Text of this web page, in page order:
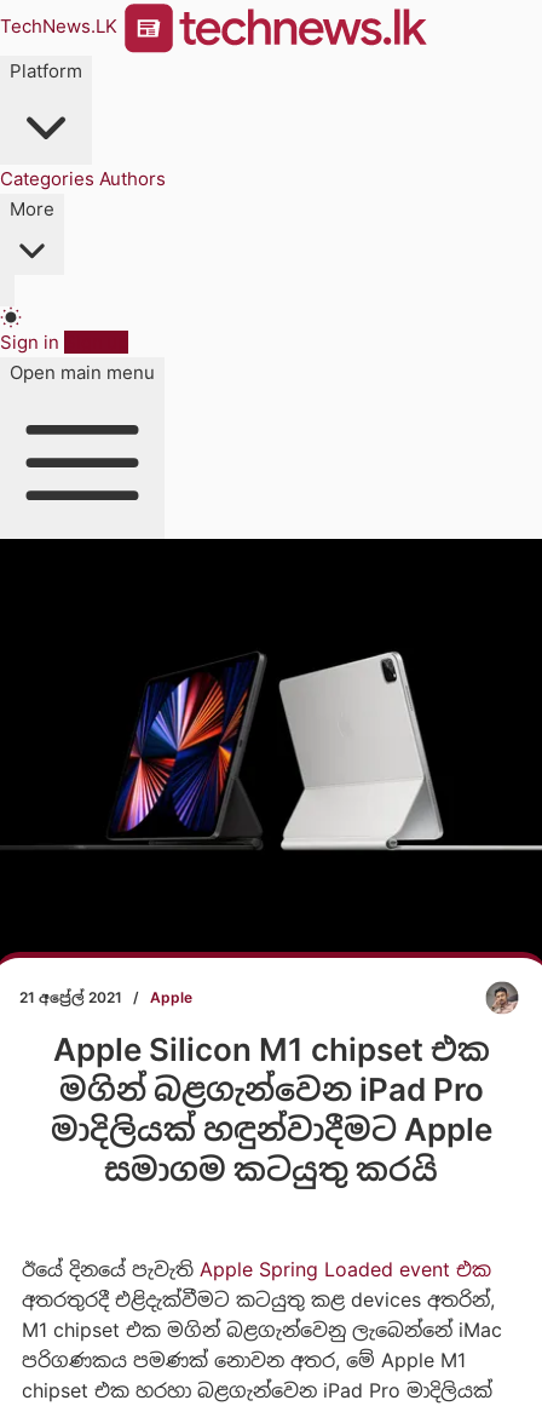
TechNews.LK
Platform
Categories Authors
More
Sign in
Open main menu
21 අප්‍රේල් 2021 / Apple
Apple Silicon M1 chipset එක
මගින් බළගැන්වෙන iPad Pro
මාදිලියක් හඳුන්වාදීමට Apple
සමාගම කටයුතු කරයි
ඊයේ දිනයේ පැවැති Apple Spring Loaded event එක
අතරතුරදී එළිදැක්වීමට කටයුතු කළ devices අතරින්,
M1 chipset එක මගින් බළගැන්වෙනු ලැබෙන්නේ iMac
පරිගණකය පමණක් නොවන අතර, මේ Apple M1
chipset එක හරහා බළගැන්වෙන iPad Pro මාදිලියක්